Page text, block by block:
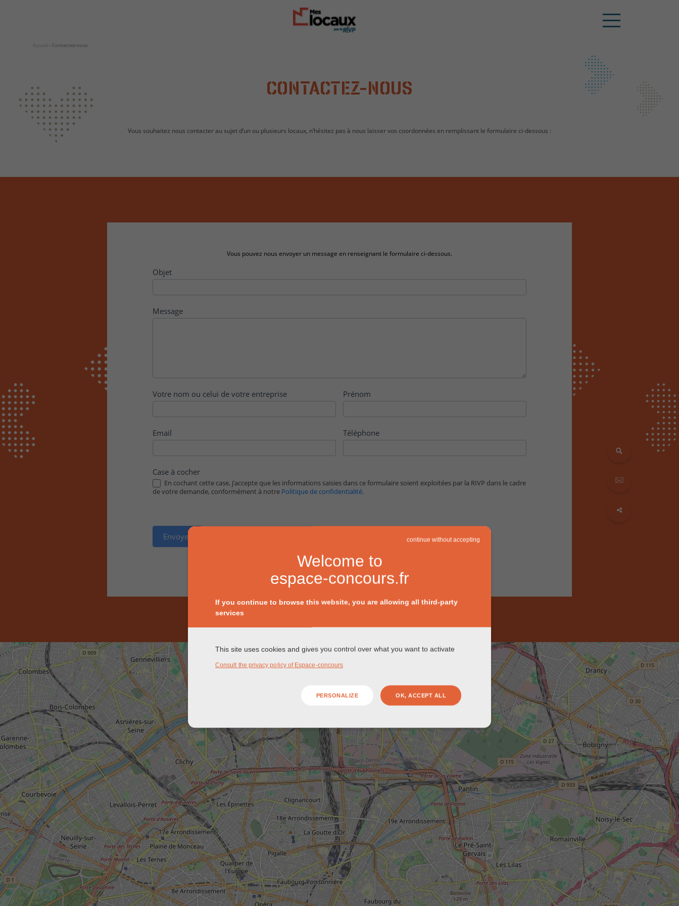
Accueil Contactez-nous
CONTACTEZ-NOUS
Vous souhaitez nous contacter au sujet d’un ou plusieurs locaux, n’hésitez pas à nous laisser vos coordonnées en remplissant le formulaire ci-dessous :
Vous pouvez nous envoyer un message en renseignant le formulaire ci-dessous.
Contact
Objet
Message
Votre nom ou celui de votre entreprise Prénom
Email Téléphone
Case à cocher
En cochant cette case, j’accepte que les informations saisies dans ce formulaire soient exploitées par la RIVP dans le cadre
de votre demande, conformément à notre Politique de confidentialité.
Envoyer continue without accepting
Welcome to
espace-concours.fr
If you continue to browse this website, you are allowing all third-party
services
This site uses cookies and gives you control over what you want to activate
Consult the privacy policy of Espace-concours
PERSONALIZE OK, ACCEPT ALL